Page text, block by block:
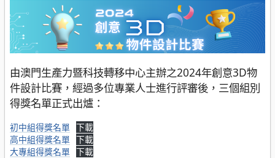
由澳門生產力暨科技轉移中心主辦之2024年創意3D物
件設計比賽，經過多位專業人士進行評審後，三個組別
得獎名單正式出爐：
初中組得獎名單
下載
高中組得獎名單
下載
大專組得獎名單
下載